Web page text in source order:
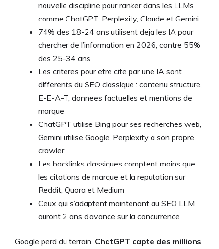
nouvelle discipline pour ranker dans les LLMs
comme ChatGPT, Perplexity, Claude et Gemini
74% des 18-24 ans utilisent deja les IA pour
chercher de l’information en 2026, contre 55%
des 25-34 ans
Les criteres pour etre cite par une IA sont
differents du SEO classique : contenu structure,
E-E-A-T, donnees factuelles et mentions de
marque
ChatGPT utilise Bing pour ses recherches web,
Gemini utilise Google, Perplexity a son propre
crawler
Les backlinks classiques comptent moins que
les citations de marque et la reputation sur
Reddit, Quora et Medium
Ceux qui s’adaptent maintenant au SEO LLM
auront 2 ans d’avance sur la concurrence
Google perd du terrain. ChatGPT capte des millions